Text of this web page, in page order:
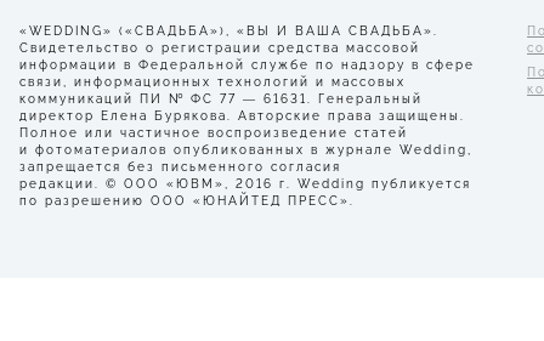
«WEDDING» («СВАДЬБА»), «ВЫ И ВАША СВАДЬБА».
Свидетельство о регистрации средства массовой
информации в Федеральной службе по надзору в сфере
связи, информационных технологий и массовых
коммуникаций ПИ № ФС 77 — 61631. Генеральный
директор Елена Бурякова. Авторские права защищены.
Полное или частичное воспроизведение статей
и фотоматериалов опубликованных в журнале Wedding,
запрещается без письменного согласия
редакции. © ООО «ЮВМ», 2016 г. Wedding публикуется
по разрешению ООО «ЮНАЙТЕД ПРЕСС».